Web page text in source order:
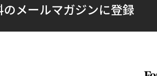
のメールマガジンに登録